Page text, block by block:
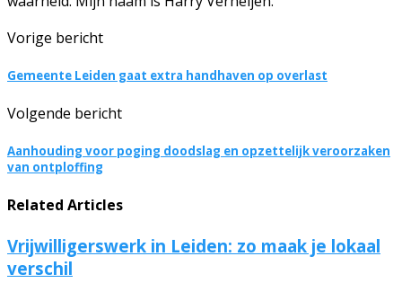
Vorige bericht
Gemeente Leiden gaat extra handhaven op overlast
Volgende bericht
Aanhouding voor poging doodslag en opzettelijk veroorzaken
van ontploffing
Related Articles
Vrijwilligerswerk in Leiden: zo maak je lokaal
verschil